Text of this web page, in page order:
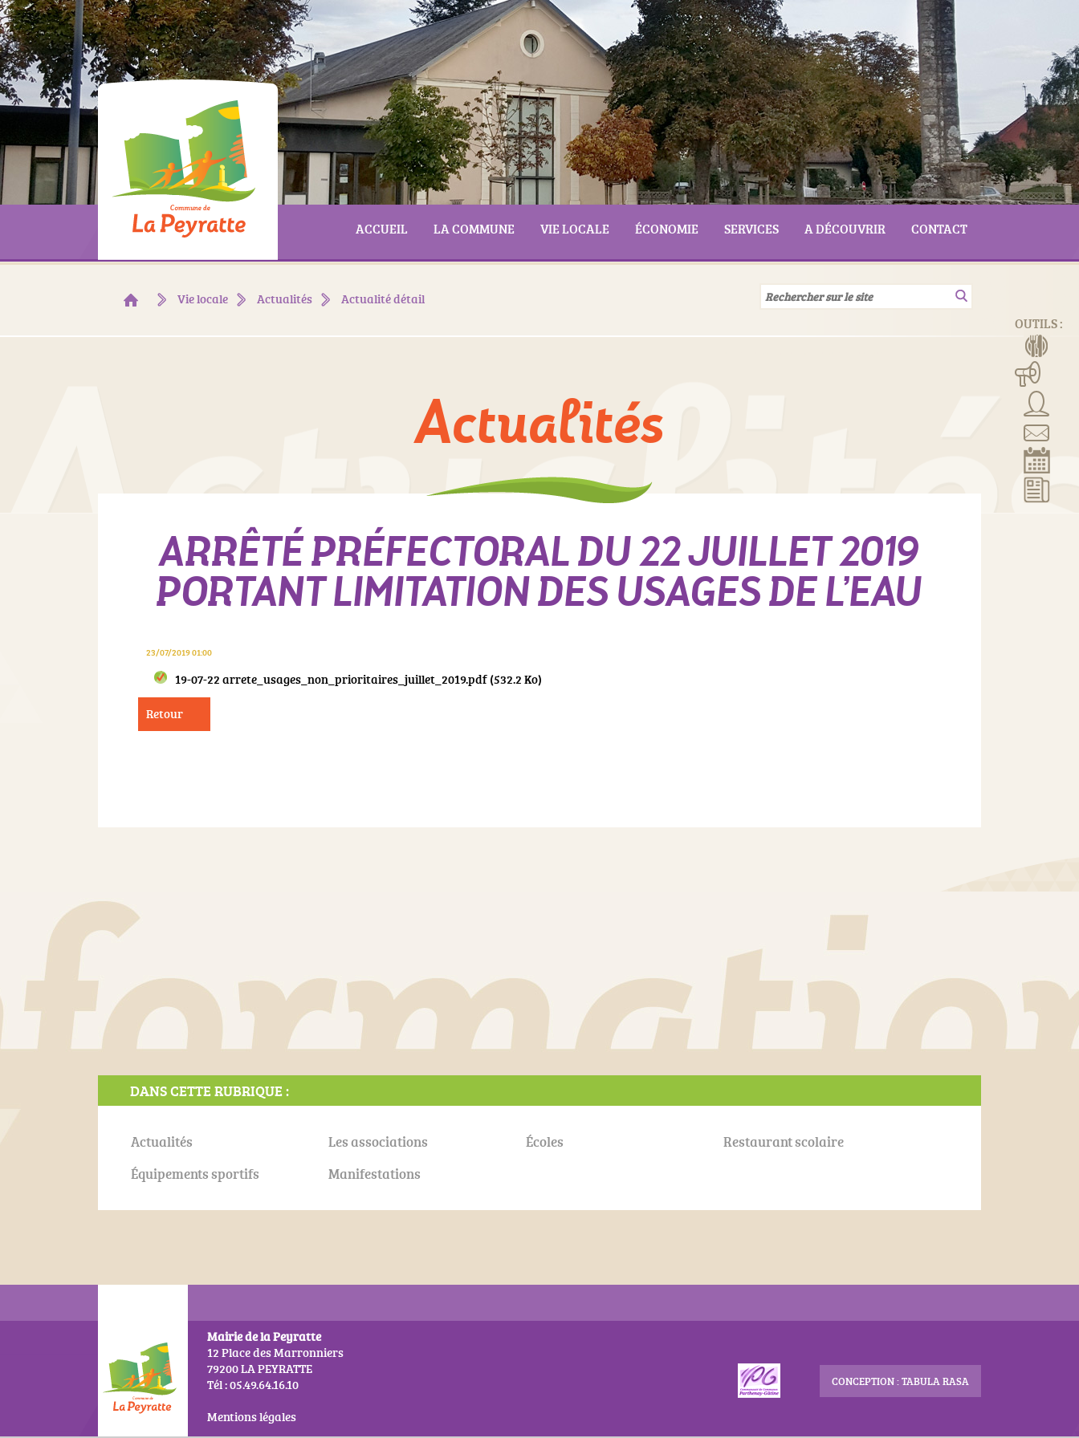
ACCUEIL LA COMMUNE VIE LOCALE ÉCONOMIE SERVICES A DÉCOUVRIR CONTACT
Vie locale Actualités Actualité détail
OUTILS :
Actualités
ARRÊTÉ PRÉFECTORAL DU 22 JUILLET 2019
PORTANT LIMITATION DES USAGES DE L’EAU
23/07/2019 01:00
19-07-22 arrete_usages_non_prioritaires_juillet_2019.pdf(532.2 Ko)
Retour
DANS CETTE RUBRIQUE :
Actualités Les associations Écoles
Restaurant scolaire
Équipements sportifs
Manifestations
Mairie de la Peyratte
12 Place des Marronniers
79200 LA PEYRATTE
Tél : 05.49.64.16.10
Mentions légales
CONCEPTION : TABULA RASA